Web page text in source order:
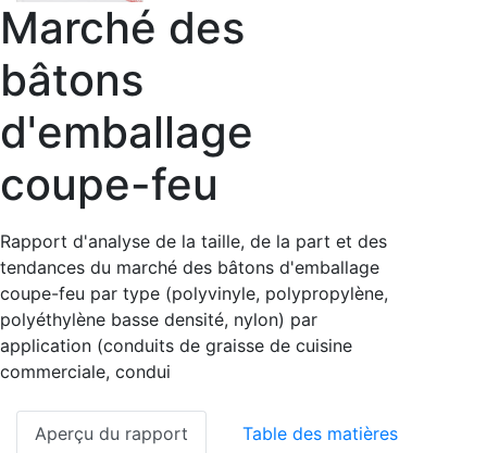
Marché des
bâtons
d'emballage
coupe-feu
Rapport d'analyse de la taille, de la part et des
tendances du marché des bâtons d'emballage
coupe-feu par type (polyvinyle, polypropylène,
polyéthylène basse densité, nylon) par
application (conduits de graisse de cuisine
commerciale, condui
Aperçu du rapport Table des matières